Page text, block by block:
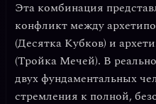
Эта комбинация
конфликт между
(Десятка Кубков) и
(Тройка Мечей). В
двух фундаментальных
стремления к полной,